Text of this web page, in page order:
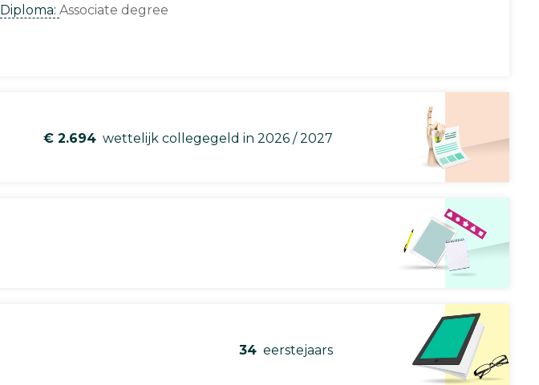
Diploma: Associate degree
€ 2.694 wettelijk collegegeld in 2026 / 2027
34 eerstejaars